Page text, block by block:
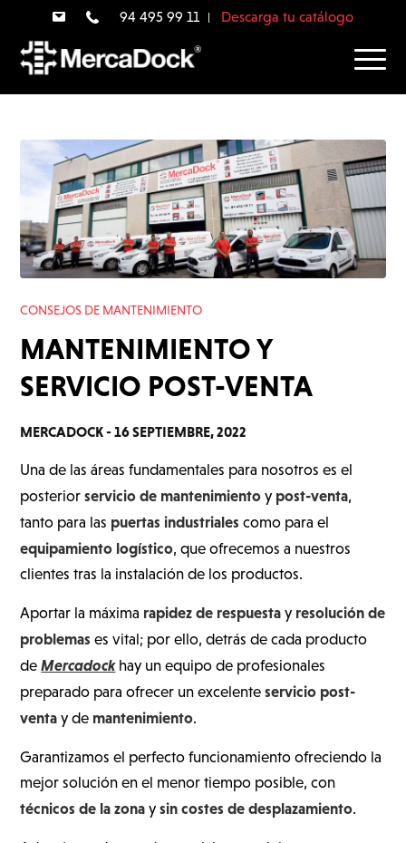
94 495 99 11 Descarga tu catálogo
CONSEJOS DE MANTENIMIENTO
MANTENIMIENTO Y
SERVICIO POST-VENTA
MERCADOCK -16 SEPTIEMBRE, 2022
Una de las áreas fundamentales para nosotros es el
posteriorservicio de mantenimiento y post-venta,
tanto para las puertas industriales como para el
equipamiento logístico, que ofrecemos a nuestros
clientes tras la instalación de los productos.
Aportar la máxima rapidez de respuesta y resolución de
problemas es vital; por ello, detrás de cada producto
deMercadockhay un equipo de profesionales
preparado para ofrecer un excelenteservicio post-
venta y de mantenimiento.
Garantizamos el perfecto funcionamiento ofreciendo la
mejor solución en el menor tiempo posible, con
técnicos de la zona ysin costes de desplazamiento.